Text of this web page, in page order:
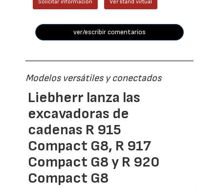
Solicitar información Ver stand virtual
ver/escribir comentarios
Modelos versátiles y conectados
Liebherr lanza las
excavadoras de
cadenas R 915
Compact G8, R 917
Compact G8 y R 920
Compact G8